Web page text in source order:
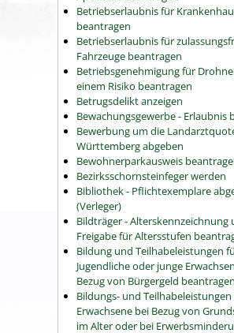
Betriebserlaubnis für
beantragen
Betriebserlaubnis für
Fahrzeuge beantragen
Betriebsgenehmigung für
einem Risiko beantragen
Betrugsdelikt anzeigen
Bewachungsgewerbe - Erlaubnis
Bewerbung um die
Württemberg abgeben
Bewohnerparkausweis
Bezirksschornsteinfeger werden
Bibliothek - Pflichtexemplare
(Verleger)
Bildträger - Alterskennzeichnung
Freigabe für Altersstufen
Bildung und Teilhabeleistungen
Jugendliche oder junge
Bezug von Bürgergeld beantragen
Bildungs- und
Erwachsene bei Bezug von
im Alter oder bei